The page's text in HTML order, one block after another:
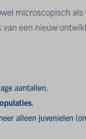
microscopisch
van een nieuw
aantallen.
alleen juvenielen